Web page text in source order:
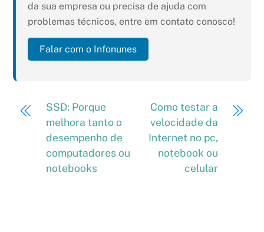
da sua empresa ou precisa de ajuda com
problemas técnicos, entre em contato conosco!
Falar com o Infonunes
SSD: Porque
melhora tanto o
desempenho de
computadores ou
notebooks
Como testar a
velocidade da
Internet no pc,
notebook ou
celular